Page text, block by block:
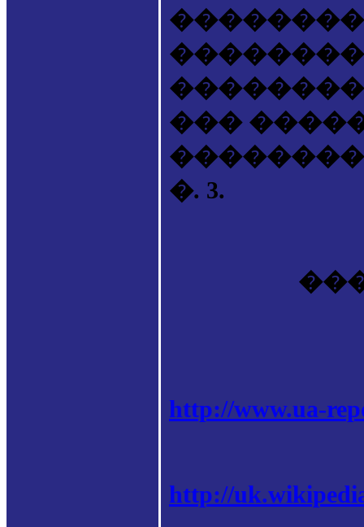
���
��������.
�. 3.
http://www.ua-
http://